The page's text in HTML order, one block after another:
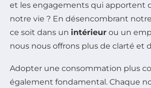
et les engagements qui apportent
notre vie ? En désencombrant
ce soit dans un intérieur ou un
nous nous offrons plus de clarté et
Adopter une consommation plus
également fondamental. Chaque